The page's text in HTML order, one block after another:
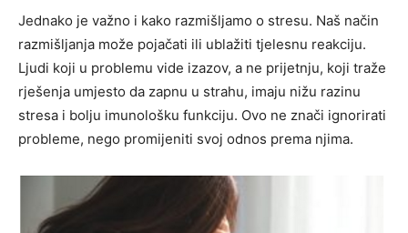
Jednako je važno i kako razmišljamo o stresu. Naš način
razmišljanja može pojačati ili ublažiti tjelesnu reakciju.
Ljudi koji u problemu vide izazov, a ne prijetnju, koji traže
rješenja umjesto da zapnu u strahu, imaju nižu razinu
stresa i bolju imunološku funkciju. Ovo ne znači ignorirati
probleme, nego promijeniti svoj odnos prema njima.